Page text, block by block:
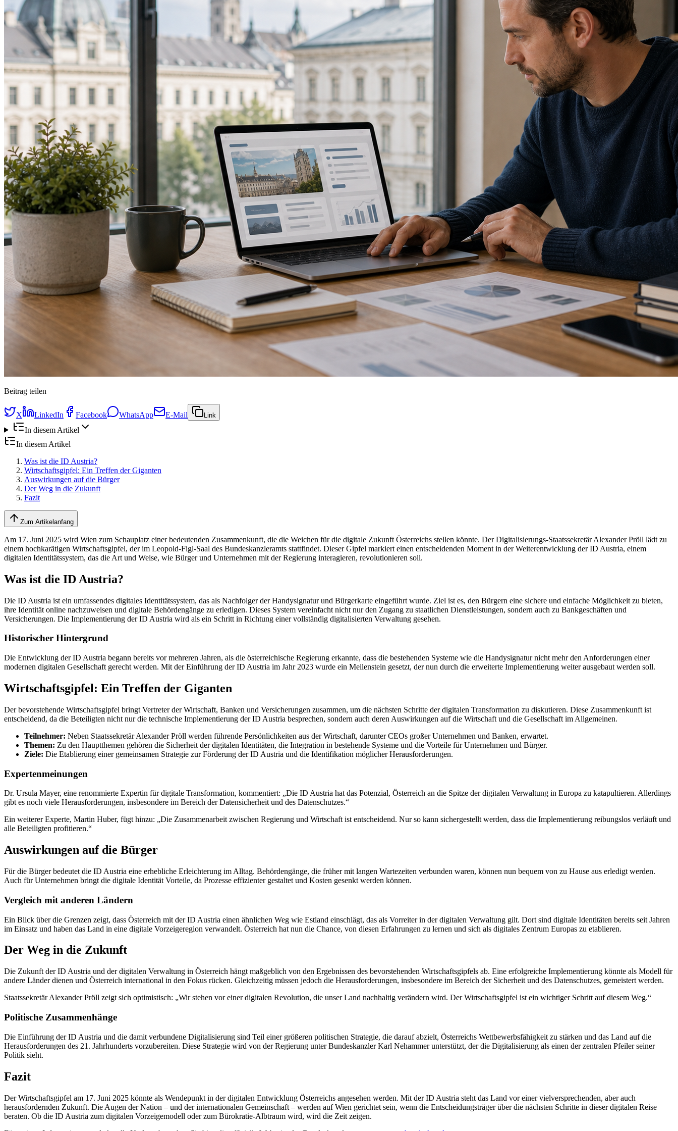
Beitrag teilen
X LinkedIn Facebook WhatsApp E-Mail Link
In diesem Artikel
In diesem Artikel
Was ist die ID Austria?
Wirtschaftsgipfel: Ein Treffen der Giganten
Auswirkungen auf die Bürger
Der Weg in die Zukunft
Fazit
Zum Artikelanfang
Am 17. Juni 2025 wird Wien zum Schauplatz einer bedeutenden Zusammenkunft, die die Weichen für die digitale Zukunft Österreichs stellen könnte. Der Digitalisierungs-Staatssekretär Alexander Pröll lädt zu
einem hochkarätigen Wirtschaftsgipfel, der im Leopold-Figl-Saal des Bundeskanzleramts stattfindet. Dieser Gipfel markiert einen entscheidenden Moment in der Weiterentwicklung der ID Austria, einem
digitalen Identitätssystem, das die Art und Weise, wie Bürger und Unternehmen mit der Regierung interagieren, revolutionieren soll.
Was ist die ID Austria?
Die ID Austria ist ein umfassendes digitales Identitätssystem, das als Nachfolger der Handysignatur und Bürgerkarte eingeführt wurde. Ziel ist es, den Bürgern eine sichere und einfache Möglichkeit zu bieten,
ihre Identität online nachzuweisen und digitale Behördengänge zu erledigen. Dieses System vereinfacht nicht nur den Zugang zu staatlichen Dienstleistungen, sondern auch zu Bankgeschäften und
Versicherungen. Die Implementierung der ID Austria wird als ein Schritt in Richtung einer vollständig digitalisierten Verwaltung gesehen.
Historischer Hintergrund
Die Entwicklung der ID Austria begann bereits vor mehreren Jahren, als die österreichische Regierung erkannte, dass die bestehenden Systeme wie die Handysignatur nicht mehr den Anforderungen einer
modernen digitalen Gesellschaft gerecht werden. Mit der Einführung der ID Austria im Jahr 2023 wurde ein Meilenstein gesetzt, der nun durch die erweiterte Implementierung weiter ausgebaut werden soll.
Wirtschaftsgipfel: Ein Treffen der Giganten
Der bevorstehende Wirtschaftsgipfel bringt Vertreter der Wirtschaft, Banken und Versicherungen zusammen, um die nächsten Schritte der digitalen Transformation zu diskutieren. Diese Zusammenkunft ist
entscheidend, da die Beteiligten nicht nur die technische Implementierung der ID Austria besprechen, sondern auch deren Auswirkungen auf die Wirtschaft und die Gesellschaft im Allgemeinen.
Teilnehmer: Neben Staatssekretär Alexander Pröll werden führende Persönlichkeiten aus der Wirtschaft, darunter CEOs großer Unternehmen und Banken, erwartet.
Themen: Zu den Hauptthemen gehören die Sicherheit der digitalen Identitäten, die Integration in bestehende Systeme und die Vorteile für Unternehmen und Bürger.
Ziele: Die Etablierung einer gemeinsamen Strategie zur Förderung der ID Austria und die Identifikation möglicher Herausforderungen.
Expertenmeinungen
Dr. Ursula Mayer, eine renommierte Expertin für digitale Transformation, kommentiert: „Die ID Austria hat das Potenzial, Österreich an die Spitze der digitalen Verwaltung in Europa zu katapultieren. Allerdings
gibt es noch viele Herausforderungen, insbesondere im Bereich der Datensicherheit und des Datenschutzes.“
Ein weiterer Experte, Martin Huber, fügt hinzu: „Die Zusammenarbeit zwischen Regierung und Wirtschaft ist entscheidend. Nur so kann sichergestellt werden, dass die Implementierung reibungslos verläuft und
alle Beteiligten profitieren.“
Auswirkungen auf die Bürger
Für die Bürger bedeutet die ID Austria eine erhebliche Erleichterung im Alltag. Behördengänge, die früher mit langen Wartezeiten verbunden waren, können nun bequem von zu Hause aus erledigt werden.
Auch für Unternehmen bringt die digitale Identität Vorteile, da Prozesse effizienter gestaltet und Kosten gesenkt werden können.
Vergleich mit anderen Ländern
Ein Blick über die Grenzen zeigt, dass Österreich mit der ID Austria einen ähnlichen Weg wie Estland einschlägt, das als Vorreiter in der digitalen Verwaltung gilt. Dort sind digitale Identitäten bereits seit Jahren
im Einsatz und haben das Land in eine digitale Vorzeigeregion verwandelt. Österreich hat nun die Chance, von diesen Erfahrungen zu lernen und sich als digitales Zentrum Europas zu etablieren.
Der Weg in die Zukunft
Die Zukunft der ID Austria und der digitalen Verwaltung in Österreich hängt maßgeblich von den Ergebnissen des bevorstehenden Wirtschaftsgipfels ab. Eine erfolgreiche Implementierung könnte als Modell für
andere Länder dienen und Österreich international in den Fokus rücken. Gleichzeitig müssen jedoch die Herausforderungen, insbesondere im Bereich der Sicherheit und des Datenschutzes, gemeistert werden.
Staatssekretär Alexander Pröll zeigt sich optimistisch: „Wir stehen vor einer digitalen Revolution, die unser Land nachhaltig verändern wird. Der Wirtschaftsgipfel ist ein wichtiger Schritt auf diesem Weg.“
Politische Zusammenhänge
Die Einführung der ID Austria und die damit verbundene Digitalisierung sind Teil einer größeren politischen Strategie, die darauf abzielt, Österreichs Wettbewerbsfähigkeit zu stärken und das Land auf die
Herausforderungen des 21. Jahrhunderts vorzubereiten. Diese Strategie wird von der Regierung unter Bundeskanzler Karl Nehammer unterstützt, der die Digitalisierung als einen der zentralen Pfeiler seiner
Politik sieht.
Fazit
Der Wirtschaftsgipfel am 17. Juni 2025 könnte als Wendepunkt in der digitalen Entwicklung Österreichs angesehen werden. Mit der ID Austria steht das Land vor einer vielversprechenden, aber auch
herausfordernden Zukunft. Die Augen der Nation – und der internationalen Gemeinschaft – werden auf Wien gerichtet sein, wenn die Entscheidungsträger über die nächsten Schritte in dieser digitalen Reise
beraten. Ob die ID Austria zum digitalen Vorzeigemodell oder zum Bürokratie-Albtraum wird, wird die Zeit zeigen.